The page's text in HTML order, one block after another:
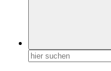
Suchen
nach: